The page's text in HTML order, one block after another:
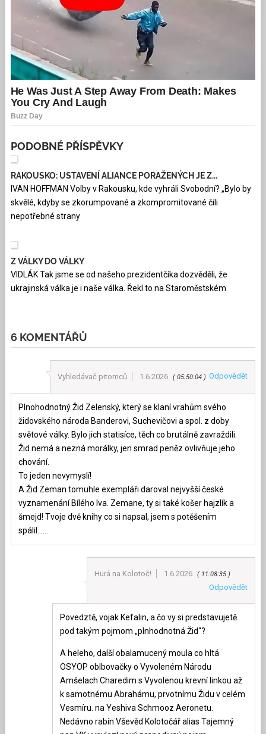
PODOBNÉ PŘÍSPĚVKY
RAKOUSKO: USTAVENÍ ALIANCE PORAŽENÝCH JE Z...
IVAN HOFFMAN Volby v Rakousku, kde vyhráli Svobodní? „Bylo by
skvělé, kdyby se zkorumpované a zkompromitované čili
nepotřebné strany
Z VÁLKY DO VÁLKY
VIDLÁK Tak jsme se od našeho prezidentčíka dozvěděli, že
ukrajinská válka je i naše válka. Řekl to na Staroměstském
6 KOMENTÁŘŮ
Vyhledávač pitomců 1.6.2026 05:50:04 Odpovědět
Plnohodnotný Žid Zelenský, který se klaní vrahům svého
židovského národa Banderovi, Suchevičovi a spol. z doby
světové války. Bylo jich statisíce, těch co brutálně zavraždili.
Žid nemá a nezná morálky, jen smrad peněz ovlivňuje jeho
chování.
To jeden nevymyslí!
A Žid Zeman tomuhle exempláři daroval nejvyšší české
vyznamenání Bílého lva. Zemane, ty si také košer hajzlík a
šmejd! Tvoje dvě knihy co si napsal, jsem s potěšením
spálil……
Hurá na Kolotoč! 1.6.2026 11:08:35
Odpovědět
Povedztě, vojak Kefalin, a čo vy si predstavujetě
pod takým pojmom „plnhodnotná Žid“?
A heleho, další obalamucený moula co hltá
OSYOP oblbovačky o Vyvoleném Národu
Amšelach Charedim s Vyvolenou krevní linkou až
k samotnému Abrahámu, prvotnímu Židu v celém
Vesmíru. na Yeshiva Schmooz Aeronetu.
Nedávno rabín Vševěd Kolotočář alias Tajemný